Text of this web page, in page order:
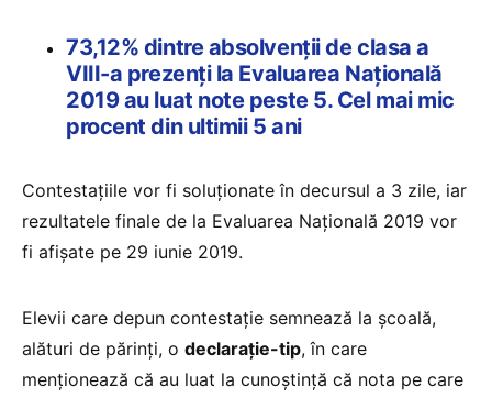
73,12% dintre absolvenții de clasa a
VIII-a prezenți la Evaluarea Națională
2019 au luat note peste 5. Cel mai mic
procent din ultimii 5 ani
Contestațiile vor fi soluționate în decursul a 3 zile, iar
rezultatele finale de la Evaluarea Națională 2019 vor
fi afișate pe 29 iunie 2019.
Elevii care depun contestație semnează la școală,
alături de părinți, o declarație-tip, în care
menționează că au luat la cunoștință că nota pe care